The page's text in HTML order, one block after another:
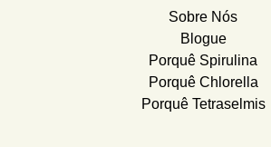
Sobre Nós
Blogue
Porquê Spirulina
Porquê Chlorella
Porquê Tetraselmis